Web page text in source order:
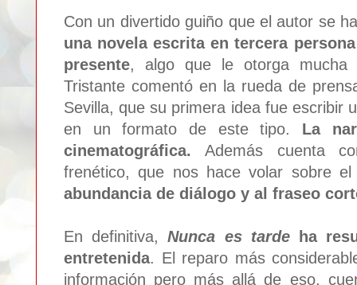
Con un divertido guiño que el autor se
una novela escrita en tercera
presente, algo que le otorga mucha
Tristante comentó en la rueda de
Sevilla, que su primera idea fue escribir
en un formato de este tipo. La
cinematográfica.Además cuenta
frenético, que nos hace volar sobre
abundancia de diálogo y al fraseo
En definitiva,Nunca es tardeha
entretenida. El reparo más
información pero más allá de eso,